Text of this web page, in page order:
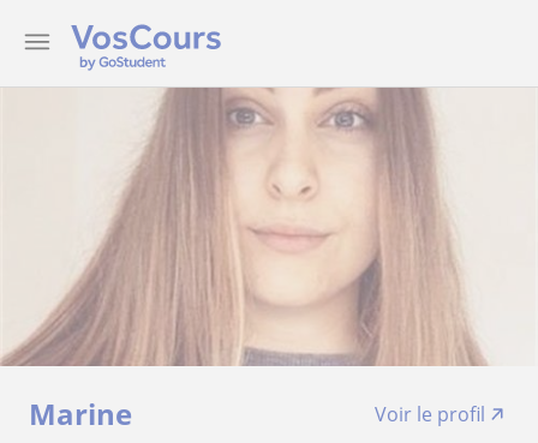
Marine
Voir le profil